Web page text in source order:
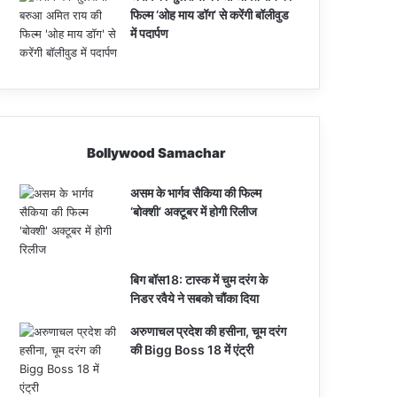
फिल्म ‘ओह माय डॉग’ से करेंगी बॉलीवुड
में पदार्पण
Bollywood Samachar
असम के भार्गव सैकिया की फिल्म
‘बोक्शी’ अक्टूबर में होगी रिलीज
बिग बॉस18: टास्क में चुम दरंग के
निडर रवैये ने सबको चौंका दिया
अरुणाचल प्रदेश की हसीना, चूम दरंग
की Bigg Boss 18 में एंट्री